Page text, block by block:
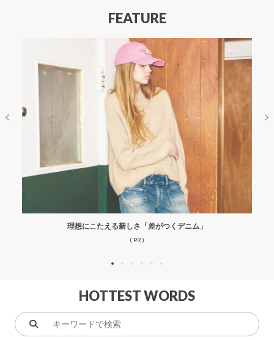
FEATURE
理想にこたえる新しさ「差がつくデニム」
( PR )
HOTTEST WORDS
キ